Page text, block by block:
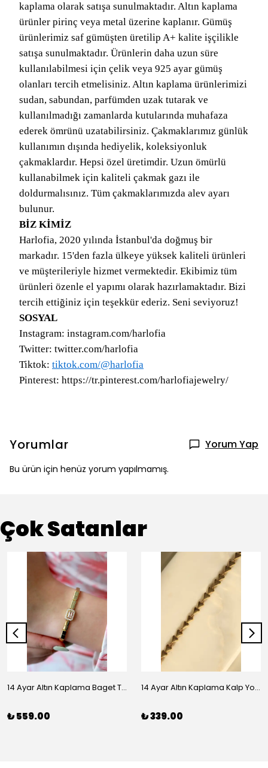
kaplama olarak satışa sunulmaktadır. Altın kaplama
ürünler pirinç veya metal üzerine kaplanır. Gümüş
ürünlerimiz saf gümüşten üretilip A+ kalite işçilikle
satışa sunulmaktadır. Ürünlerin daha uzun süre
kullanılabilmesi için çelik veya 925 ayar gümüş
olanları tercih etmelisiniz. Altın kaplama ürünlerimizi
sudan, sabundan, parfümden uzak tutarak ve
kullanılmadığı zamanlarda kutularında muhafaza
ederek ömrünü uzatabilirsiniz. Çakmaklarımız günlük
kullanımın dışında hediyelik, koleksiyonluk
çakmaklardır. Hepsi özel üretimdir. Uzun ömürlü
kullanabilmek için kaliteli çakmak gazı ile
doldurmalısınız. Tüm çakmaklarımızda alev ayarı
bulunur.
BİZ KİMİZ
Harlofia, 2020 yılında İstanbul'da doğmuş bir
markadır. 15'den fazla ülkeye yüksek kaliteli ürünleri
ve müşterileriyle hizmet vermektedir. Ekibimiz tüm
ürünleri özenle el yapımı olarak hazırlamaktadır. Bizi
tercih ettiğiniz için teşekkür ederiz. Seni seviyoruz!
SOSYAL
Instagram: instagram.com/harlofia
Twitter: twitter.com/harlofia
Tiktok: tiktok.com/@harlofia
Pinterest: https://tr.pinterest.com/harlofiajewelry/
Yorumlar Yorum Yap
Bu ürün için henüz yorum yapılmamış.
Çok Satanlar
14 Ayar Altın Kaplama Baget Taşlı Vip Bileklik
₺ 559.00
14 Ayar Altın Kaplama Kalp Yolu Bileklik
₺ 339.00